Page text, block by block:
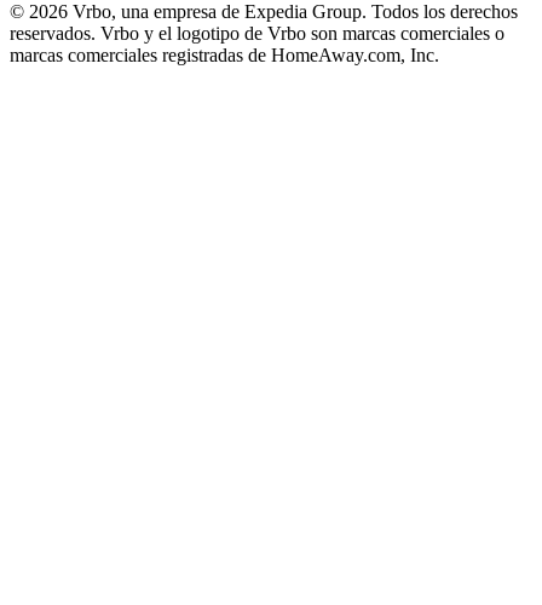
© 2026 Vrbo, una empresa de Expedia Group. Todos los derechos
reservados. Vrbo y el logotipo de Vrbo son marcas comerciales o
marcas comerciales registradas de HomeAway.com, Inc.